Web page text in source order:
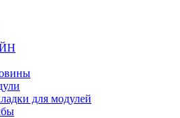
для модулей